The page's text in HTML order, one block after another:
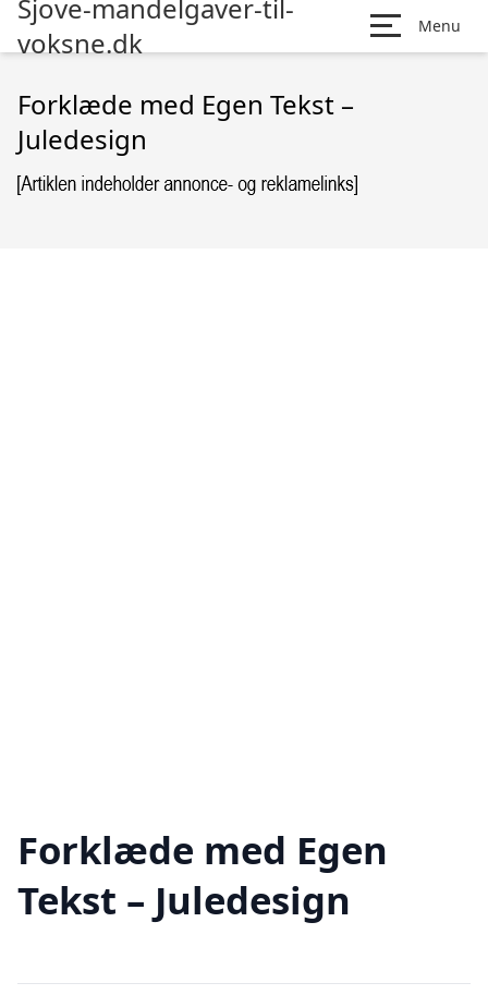
Sjove-mandelgaver-til-
voksne.dk
Menu
Forklæde med Egen Tekst –
Juledesign
Forklæde med Egen
Tekst – Juledesign